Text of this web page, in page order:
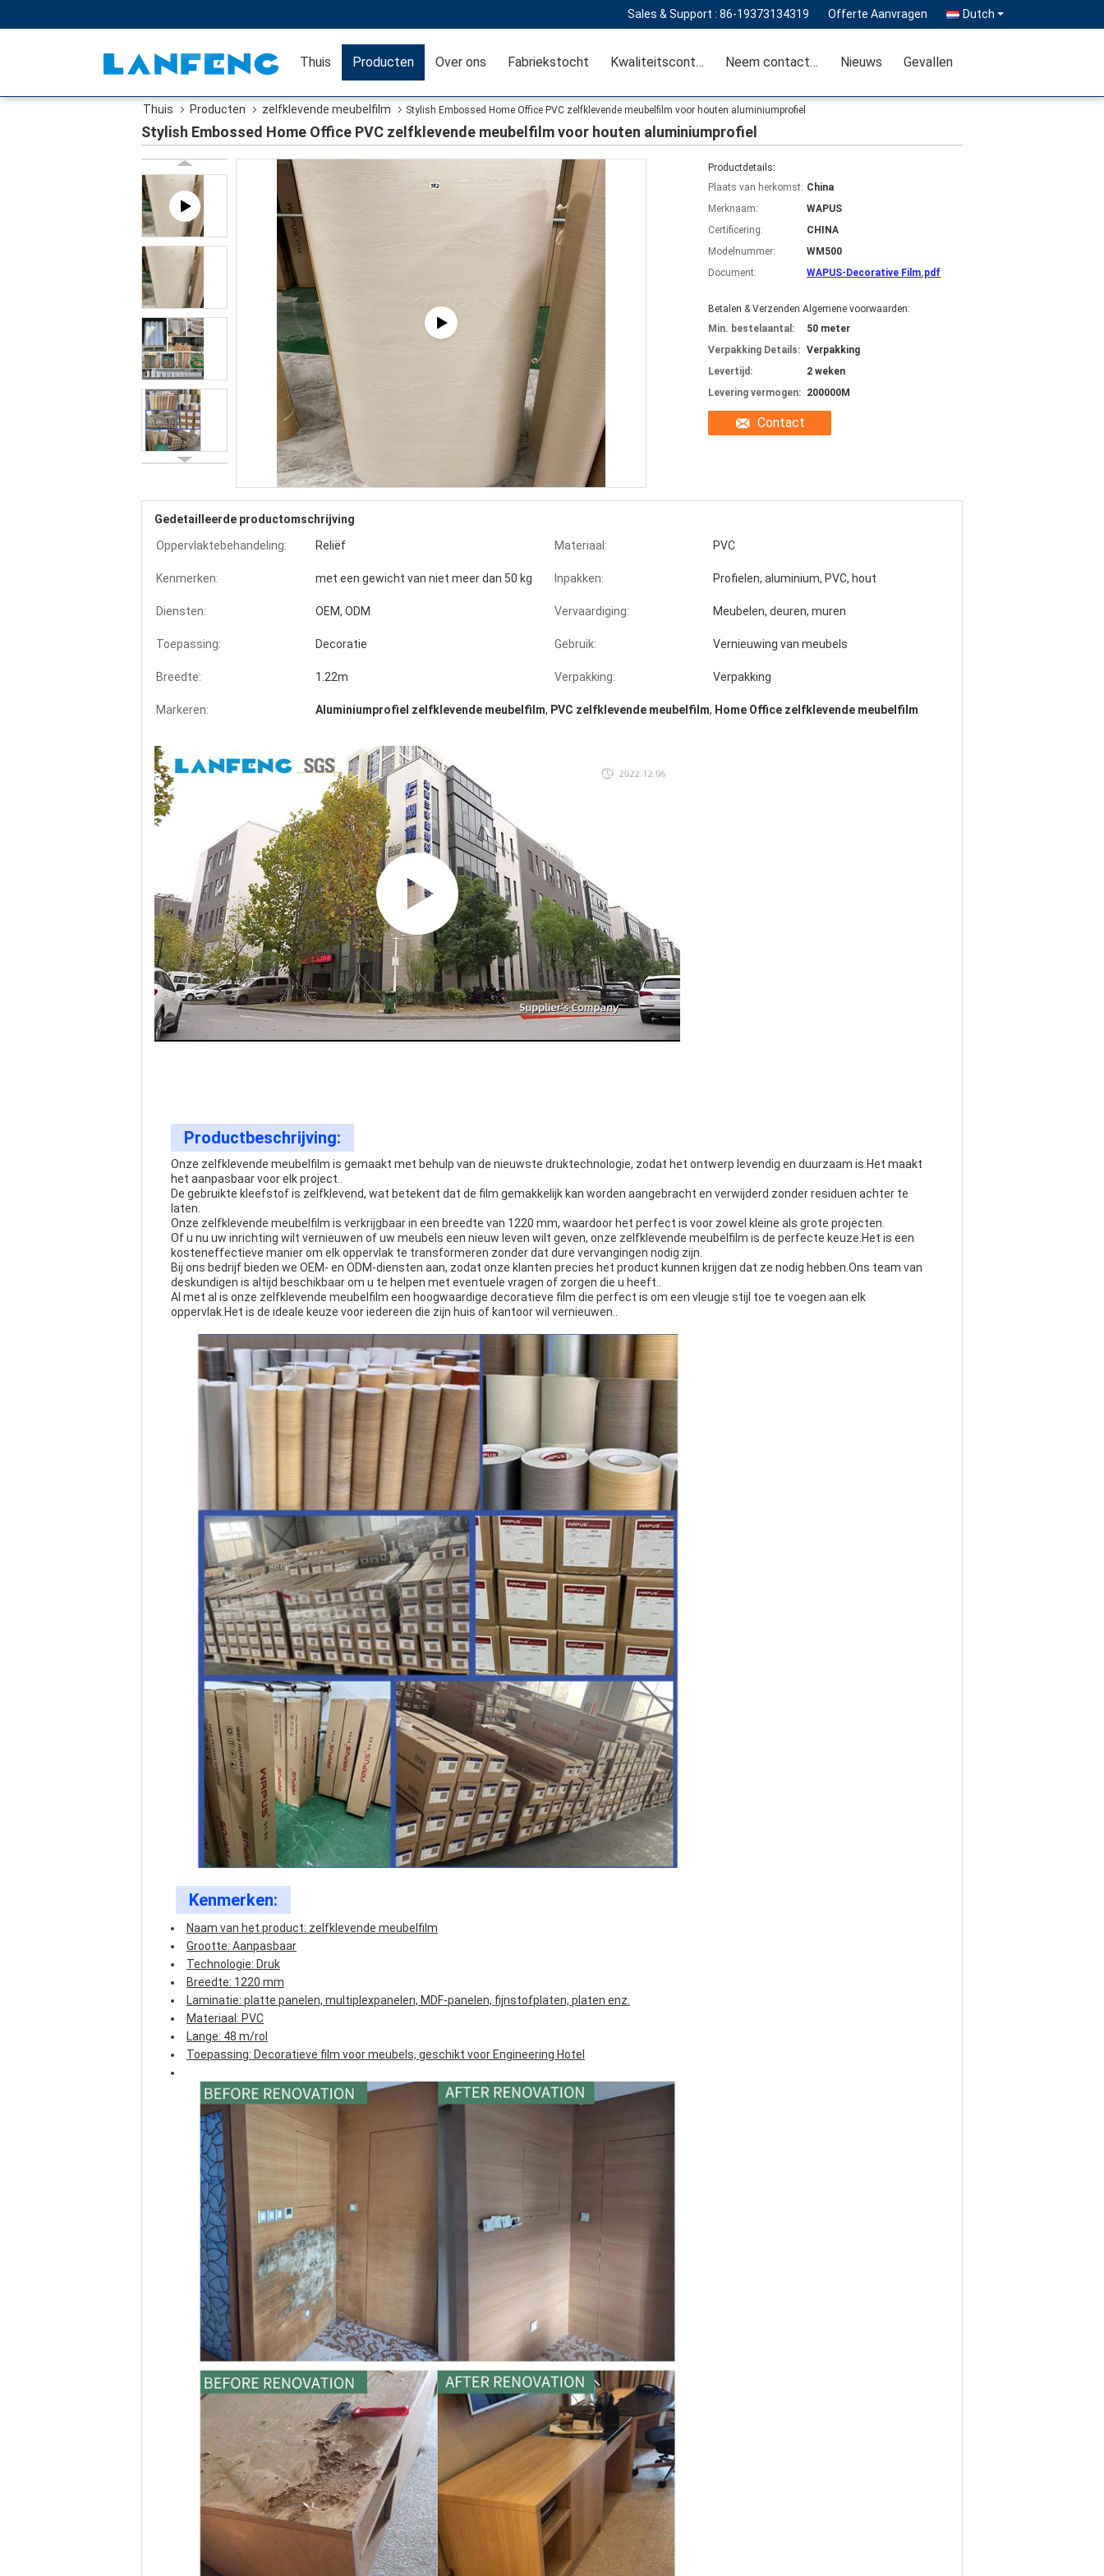
Sales & Support : 86-19373134319 Offerte Aanvragen Dutch
Thuis Producten Over ons Fabriekstocht Kwaliteitscontrole Neem contact met ons op Nieuws Gevallen
Thuis Producten zelfklevende meubelfilm Stylish Embossed Home Office PVC zelfklevende meubelfilm voor houten aluminiumprofiel
Stylish Embossed Home Office PVC zelfklevende meubelfilm voor houten aluminiumprofiel
Productdetails:
Plaats van herkomst: China
Merknaam:
WAPUS
Certificering:
CHINA
Modelnummer:
WM500
Document:
WAPUS-Decorative Film.pdf
Betalen & Verzenden Algemene voorwaarden:
Min. bestelaantal:
50 meter
Verpakking Details: Verpakking
Levertijd:
2 weken
Levering vermogen: 200000M
Contact
Gedetailleerde productomschrijving
Oppervlaktebehandeling:
Reliëf Materiaal: PVC
Kenmerken: met een gewicht van niet meer dan 50 kg Inpakken: Profielen, aluminium, PVC, hout
Diensten: OEM, ODM Vervaardiging: Meubelen, deuren, muren
Toepassing: Decoratie Gebruik: Vernieuwing van meubels
Breedte: 1.22m Verpakking: Verpakking
Markeren: Aluminiumprofiel zelfklevende meubelfilm, PVC zelfklevende meubelfilm, Home Office zelfklevende meubelfilm
Productbeschrijving:
Onze zelfklevende meubelfilm is gemaakt met behulp van de nieuwste druktechnologie, zodat het ontwerp levendig en duurzaam is.Het maakt
het aanpasbaar voor elk project..
De gebruikte kleefstof is zelfklevend, wat betekent dat de film gemakkelijk kan worden aangebracht en verwijderd zonder residuen achter te
laten.
Onze zelfklevende meubelfilm is verkrijgbaar in een breedte van 1220 mm, waardoor het perfect is voor zowel kleine als grote projecten.
Of u nu uw inrichting wilt vernieuwen of uw meubels een nieuw leven wilt geven, onze zelfklevende meubelfilm is de perfecte keuze.Het is een
kosteneffectieve manier om elk oppervlak te transformeren zonder dat dure vervangingen nodig zijn.
Bij ons bedrijf bieden we OEM- en ODM-diensten aan, zodat onze klanten precies het product kunnen krijgen dat ze nodig hebben.Ons team van
deskundigen is altijd beschikbaar om u te helpen met eventuele vragen of zorgen die u heeft..
Al met al is onze zelfklevende meubelfilm een hoogwaardige decoratieve film die perfect is om een vleugje stijl toe te voegen aan elk
oppervlak.Het is de ideale keuze voor iedereen die zijn huis of kantoor wil vernieuwen..
Kenmerken:
Naam van het product: zelfklevende meubelfilm
Grootte: Aanpasbaar
Technologie: Druk
Breedte: 1220 mm
Laminatie: platte panelen, multiplexpanelen, MDF-panelen, fijnstofplaten, platen enz.
Materiaal: PVC
Lange: 48 m/rol
Toepassing: Decoratieve film voor meubels, geschikt voor Engineering Hotel